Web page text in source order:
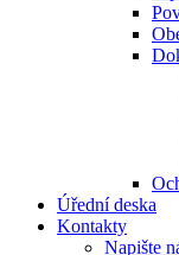
Úřední deska
Kontakty
Napište